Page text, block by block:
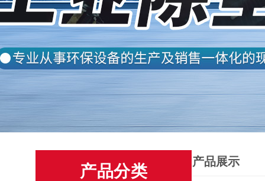
产品分类
产品展示